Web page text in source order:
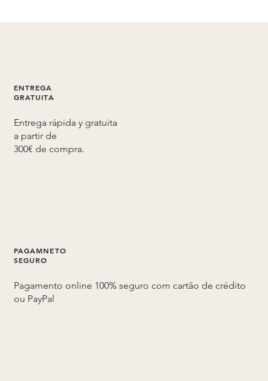
ENTREGA
GRATUITA
Entrega rápida y gratuita
a partir de
300€ de compra.
PAGAMNETO
SEGURO
Pagamento online 100% seguro com cartão de crédito
ou PayPal